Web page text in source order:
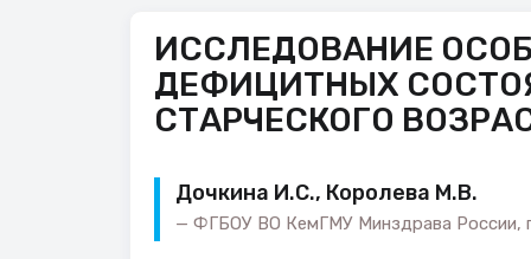
ИССЛЕДОВАНИЕ
ДЕФИЦИТНЫХ
СТАРЧЕСКОГО
Дочкина И.С., Королева М.В.
ФГБОУ ВО КемГМУ Минздрава России,